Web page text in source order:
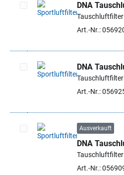
Artikel auswählen
DNA
Tauschluftfilter
Art.-Nr.:
Artikel auswählen
DNA
Tauschluftfilter
Art.-Nr.:
Artikel auswählen
Ausverkauft
DNA
Tauschluftfilter
Art.-Nr.: